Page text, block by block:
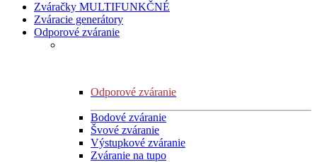
Zváračky MULTIFUNKČNÉ
Zváracie generátory
Odporové zváranie
Odporové zváranie
Bodové zváranie
Švové zváranie
Výstupkové zváranie
Zváranie na tupo